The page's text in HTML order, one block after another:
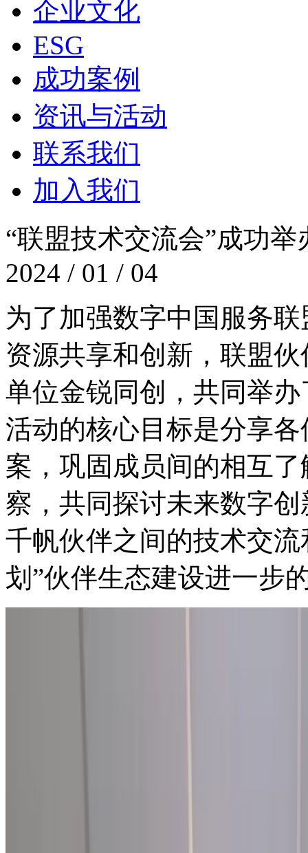
企业文化
ESG
成功案例
资讯与活动
联系我们
加入我们
“联盟技术交流会”成功
2024 / 01 / 04
为了加强数字中国服务
资源共享和创新，联盟
单位金锐同创，共同举
活动的核心目标是分享
案，巩固成员间的相互
察，共同探讨未来数字
千帆伙伴之间的技术交
划”伙伴生态建设进一步